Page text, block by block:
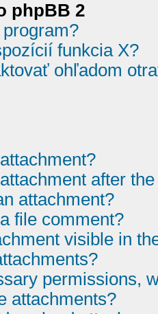
phpBB 2
funkcia X?
ohľadom
after
attachment?
file comment?
visible in
permissions,
attachments?